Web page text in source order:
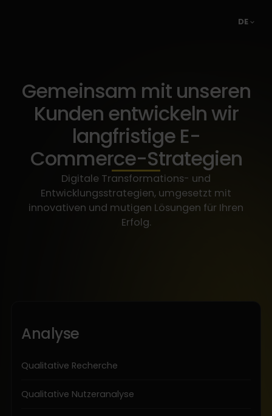
DE
Gemeinsam mit unseren
Kunden entwickeln wir
langfristige E-
Commerce-Strategien
Digitale Transformations- und
Entwicklungsstrategien, umgesetzt mit
innovativen und mutigen Lösungen für Ihren
Erfolg.
Analyse
Qualitative Recherche
Qualitative Nutzeranalyse